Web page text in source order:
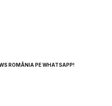
ROMÂNIA PE WHATSAPP!